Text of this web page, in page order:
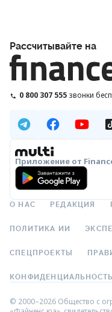
Рассчитывайте на
0 800 307 555 звонки
Приложение от
О НАС РЕДАКЦИЯ
ПОЛИТИКА ИИ
СПЕЦПРОЕКТЫ
КОНФИДЕНЦИАЛЬНОСТЬ
© 2000–2026 Общество с